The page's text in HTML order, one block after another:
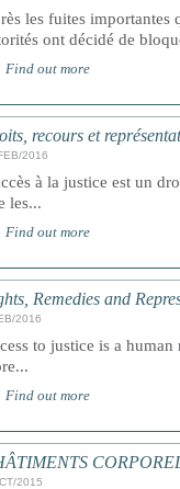
les fuites importantes
ont décidé de
Find out more
recours et
2016
à la justice est un
les...
Find out more
Remedies and
2016
to justice is a
Find out more
2015